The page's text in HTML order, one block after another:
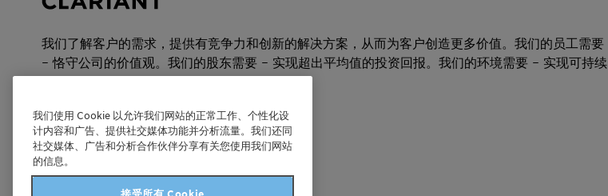
我们了解客户的需求，提供有竞争力和创新的解决方案，从而为客户创造更多价值。我们的员工需要
– 恪守公司的价值观。我们的股东需要 – 实现超出平均值的投资回报。我们的环境需要 – 实现可持续
发展。
科莱恩中国
官方微信公众号
我们使用 Cookie 以允许我们网站的正常工作、个性化设
计内容和广告、提供社交媒体功能并分析流量。我们还同
社交媒体、广告和分析合作伙伴分享有关您使用我们网站
的信息。